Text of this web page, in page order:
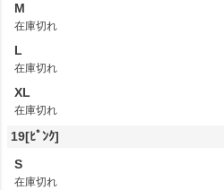
M
在庫切れ
L
在庫切れ
XL
在庫切れ
19[ﾋﾟﾝｸ]
S
在庫切れ